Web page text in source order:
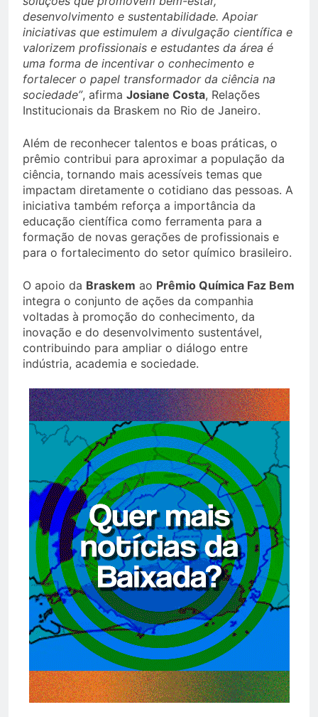
desenvolvimento e sustentabilidade. Apoiar
iniciativas que estimulem a divulgação científica e
valorizem profissionais e estudantes da área é
uma forma de incentivar o conhecimento e
fortalecer o papel transformador da ciência na
sociedade”, afirma Josiane Costa, Relações
Institucionais da Braskem no Rio de Janeiro.
Além de reconhecer talentos e boas práticas, o
prêmio contribui para aproximar a população da
ciência, tornando mais acessíveis temas que
impactam diretamente o cotidiano das pessoas. A
iniciativa também reforça a importância da
educação científica como ferramenta para a
formação de novas gerações de profissionais e
para o fortalecimento do setor químico brasileiro.
O apoio da Braskem ao Prêmio Química Faz Bem
integra o conjunto de ações da companhia
voltadas à promoção do conhecimento, da
inovação e do desenvolvimento sustentável,
contribuindo para ampliar o diálogo entre
indústria, academia e sociedade.